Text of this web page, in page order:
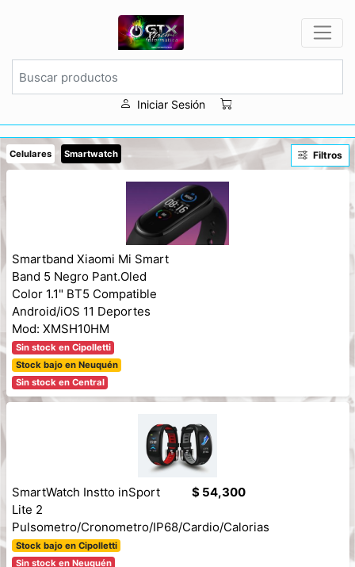
Iniciar Sesión
Celulares Smartwatch Filtros
Smartband Xiaomi Mi Smart
Band 5 Negro Pant.Oled
Color 1.1" BT5 Compatible
Android/iOS 11 Deportes
Mod: XMSH10HM
Sin stock en Cipolletti
Stock bajo en Neuquén
Sin stock en Central
SmartWatch Instto inSport
Lite 2
Pulsometro/Cronometro/IP68/Cardio/Calorias
Stock bajo en Cipolletti
Sin stock en Neuquén
$ 54,300